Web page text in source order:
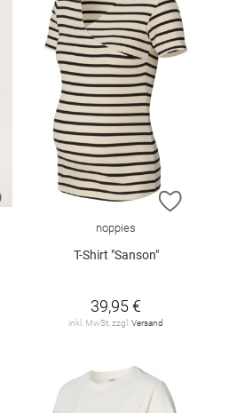
ZUR WUNSCHLISTE HINZUFÜGEN
ZUR
noppies
T-Shirt "Sanson"
39,95 €
inkl. MwSt. zzgl. Versand